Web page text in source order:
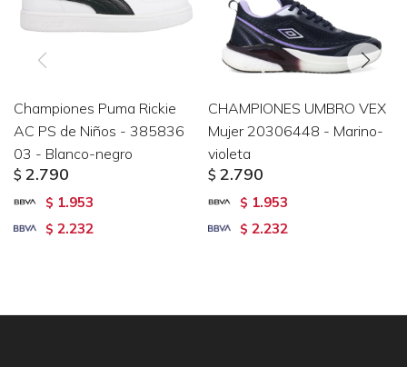
Championes Puma Rickie
AC PS de Niños - 385836
03 - Blanco-negro
$ 2.790
$ 1.953
$ 2.232
CHAMPIONES UMBRO VEX
Mujer 20306448 - Marino-
violeta
$ 2.790
$ 1.953
$ 2.232